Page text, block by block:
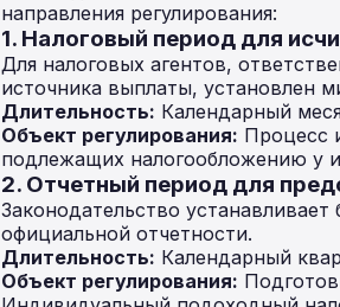
направления регулирования:
1. Налоговый период для
Для налоговых агентов,
источника выплаты, установлен
Длительность: Календарный
Объект регулирования: Процесс
подлежащих налогообложению у
2. Отчетный период для
Законодательство
официальной отчетности.
Длительность: Календарный
Объект регулирования: